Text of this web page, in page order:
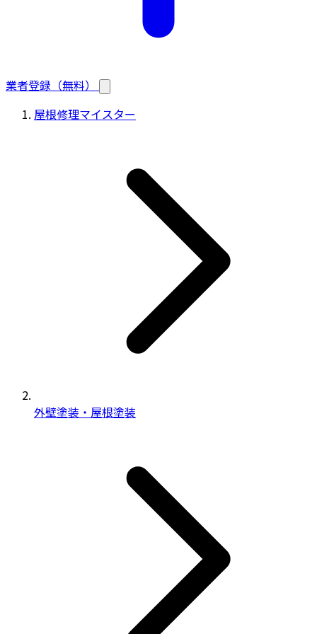
業者登録（無料）
屋根修理マイスター
外壁塗装・屋根塗装